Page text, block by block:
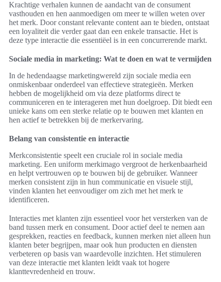
Krachtige verhalen kunnen de aandacht van de consument
vasthouden en hen aanmoedigen om meer te willen weten over
het merk. Door constant relevante content aan te bieden, ontstaat
een loyaliteit die verder gaat dan een enkele transactie. Het is
deze type interactie die essentiëel is in een concurrerende markt.
Sociale media in marketing: Wat te doen en wat te vermijden
In de hedendaagse marketingwereld zijn sociale media een
onmiskenbaar onderdeel van effectieve strategieën. Merken
hebben de mogelijkheid om via deze platforms direct te
communiceren en te interageren met hun doelgroep. Dit biedt een
unieke kans om een sterke relatie op te bouwen met klanten en
hen actief te betrekken bij de merkervaring.
Belang van consistentie en interactie
Merkconsistentie speelt een cruciale rol in sociale media
marketing. Een uniform merkimago vergroot de herkenbaarheid
en helpt vertrouwen op te bouwen bij de gebruiker. Wanneer
merken consistent zijn in hun communicatie en visuele stijl,
vinden klanten het eenvoudiger om zich met het merk te
identificeren.
Interacties met klanten zijn essentieel voor het versterken van de
band tussen merk en consument. Door actief deel te nemen aan
gesprekken, reacties en feedback, kunnen merken niet alleen hun
klanten beter begrijpen, maar ook hun producten en diensten
verbeteren op basis van waardevolle inzichten. Het stimuleren
van deze interactie met klanten leidt vaak tot hogere
klanttevredenheid en trouw.